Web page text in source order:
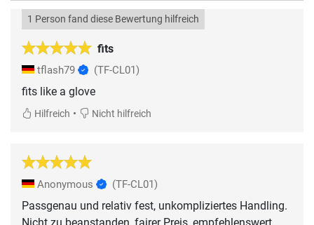
fits
1 Person fand diese Bewertung hilfreich
tflash79 (TF-CL01)
fits like a glove
Hilfreich • Nicht hilfreich
Anonymous (TF-CL01)
Passgenau und relativ fest, unkompliziertes Handling.